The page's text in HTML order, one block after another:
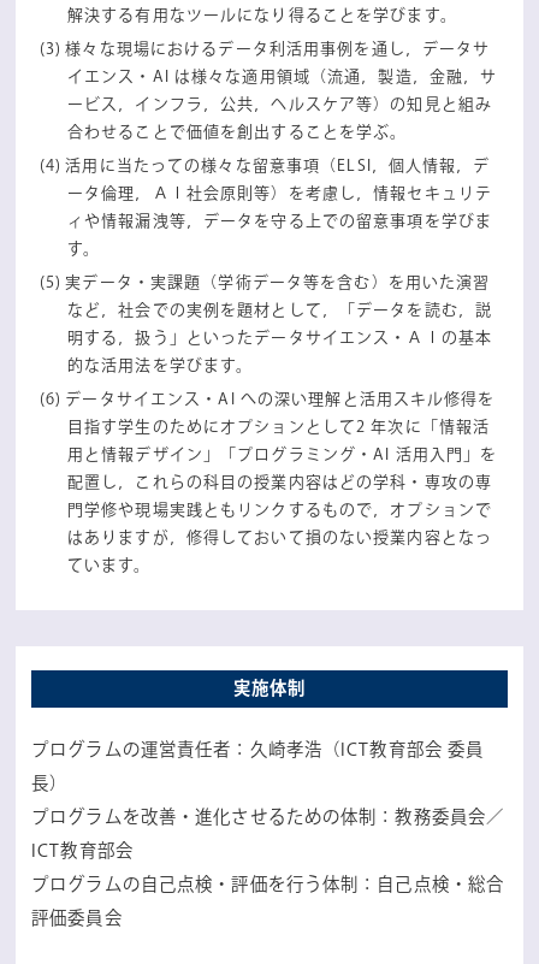
解決する有用なツールになり得ることを学びます。
様々な現場におけるデータ利活用事例を通し，データサ
イエンス・AI は様々な適用領域（流通，製造，金融，サ
ービス，インフラ，公共，ヘルスケア等）の知見と組み
合わせることで価値を創出することを学ぶ。
活用に当たっての様々な留意事項（ELSI，個人情報，デ
ータ倫理，ＡＩ社会原則等）を考慮し，情報セキュリテ
ィや情報漏洩等，データを守る上での留意事項を学びま
す。
実データ・実課題（学術データ等を含む）を用いた演習
など，社会での実例を題材として，「データを読む，説
明する，扱う」といったデータサイエンス・ＡＩの基本
的な活用法を学びます。
データサイエンス・AI への深い理解と活用スキル修得を
目指す学生のためにオプションとして2 年次に「情報活
用と情報デザイン」「プログラミング・AI 活用入門」を
配置し，これらの科目の授業内容はどの学科・専攻の専
門学修や現場実践ともリンクするもので，オプションで
はありますが，修得しておいて損のない授業内容となっ
ています。
実施体制
プログラムの運営責任者：久崎孝浩（ICT教育部会 委員
長）
プログラムを改善・進化させるための体制：教務委員会／
ICT教育部会
プログラムの自己点検・評価を行う体制：自己点検・総合
評価委員会